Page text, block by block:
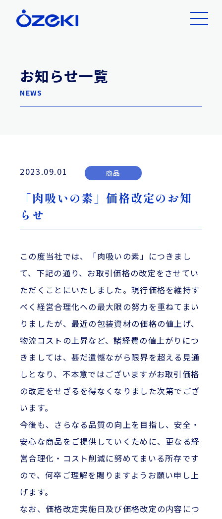
お知らせ一覧
NEWS
2023.09.01 商品
「肉吸いの素」価格改定のお知
らせ
この度当社では、「肉吸いの素」につきまし
て、下記の通り、お取引価格の改定をさせてい
ただくことにいたしました。現行価格を維持す
べく経営合理化への最大限の努力を重ねてまい
りましたが、最近の包装資材の価格の値上げ、
物流コストの上昇など、諸経費の値上がりにつ
きましては、甚だ遺憾ながら限界を超える見通
しとなり、不本意ではございますがお取引価格
の改定をせざるを得なくなりました次第でござ
います。
今後も、さらなる品質の向上を目指し、安全・
安心な商品をご提供していくために、更なる経
営合理化・コスト削減に努めてまいる所存です
ので、何卒ご理解を賜りますようお願い申し上
げます。
なお、価格改定実施日及び価格改定の内容につ